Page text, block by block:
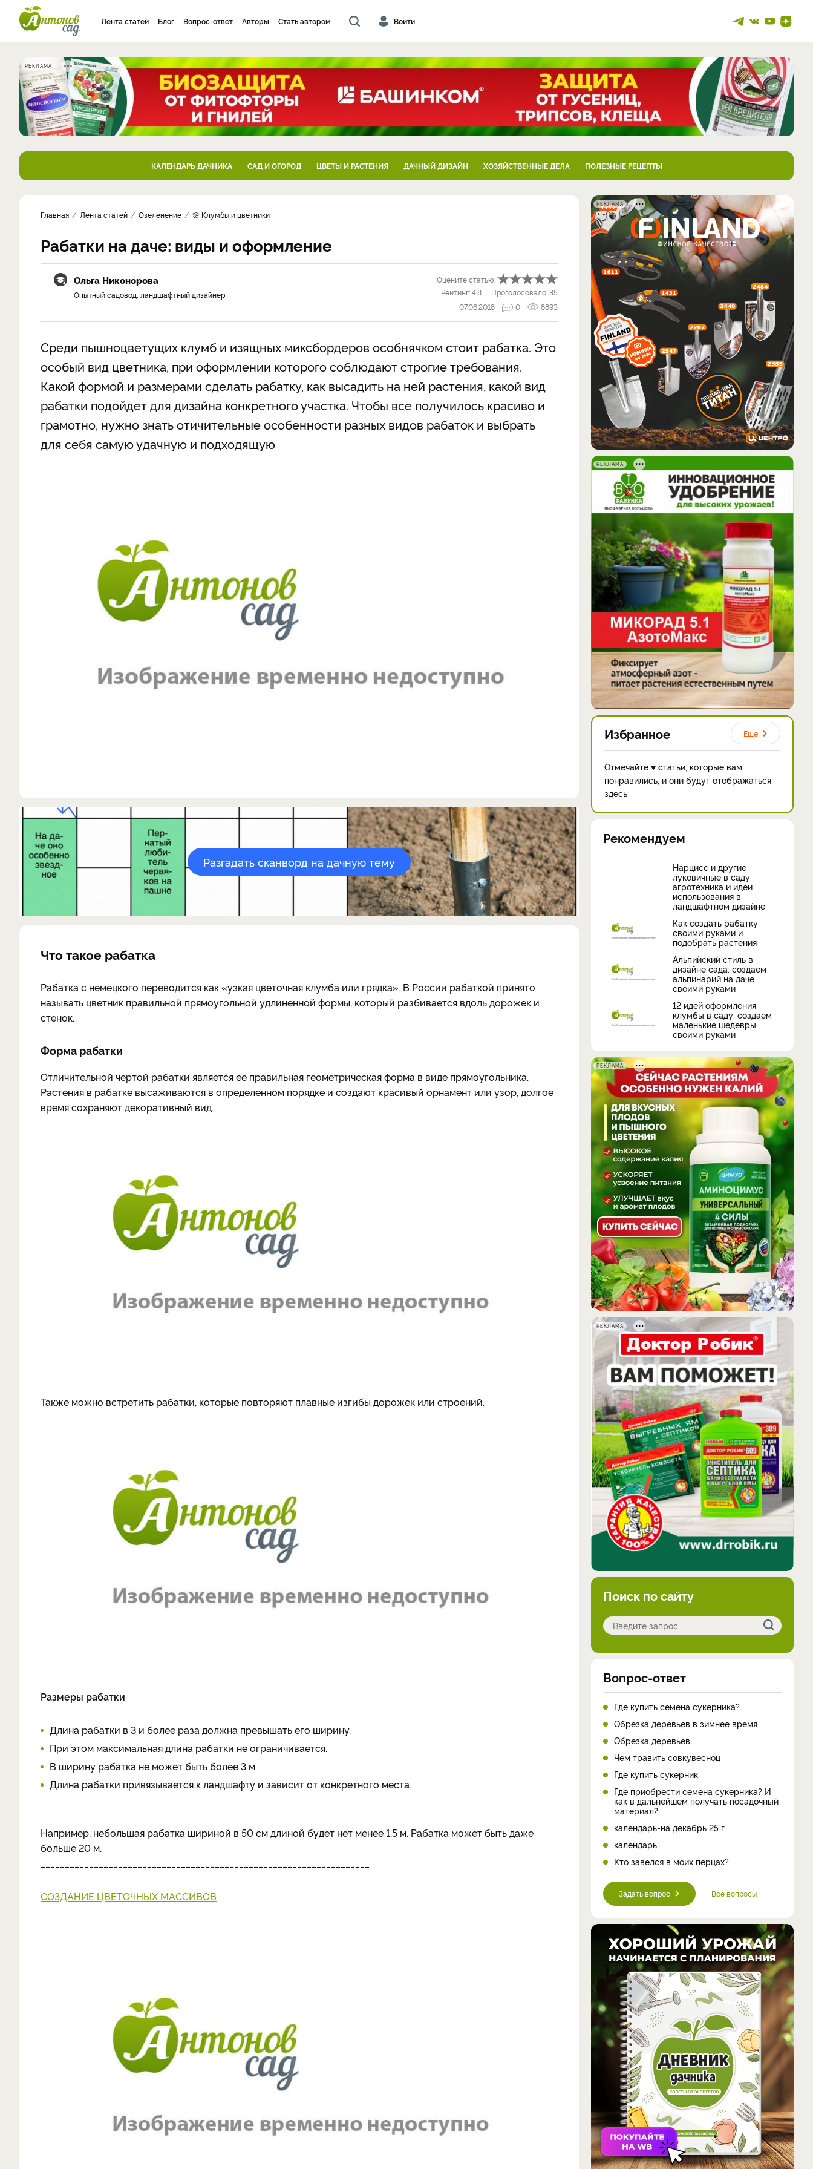
Лента статей Блог Вопрос-ответ Авторы Стать автором Войти
РЕКЛАМА
КАЛЕНДАРЬ ДАЧНИКА САД И ОГОРОД ЦВЕТЫ И РАСТЕНИЯ ДАЧНЫЙ ДИЗАЙН ХОЗЯЙСТВЕННЫЕ ДЕЛА ПОЛЕЗНЫЕ РЕЦЕПТЫ
Главная Лента статей Озеленение 🌸 Клумбы и цветники
Рабатки на даче: виды и оформление
Ольга Никонорова
Опытный садовод, ландшафтный дизайнер
Оцените статью:
Рейтинг:4.8 Проголосовало:35
07.06.2018
0 8893
Среди пышноцветущих клумб и изящных миксбордеров особнячком стоит рабатка. Это
особый вид цветника, при оформлении которого соблюдают строгие требования.
Какой формой и размерами сделать рабатку, как высадить на ней растения, какой вид
рабатки подойдет для дизайна конкретного участка. Чтобы все получилось красиво и
грамотно, нужно знать отичительные особенности разных видов рабаток и выбрать
для себя самую удачную и подходящую
Разгадать сканворд на дачную тему
Что такое рабатка
Рабатка с немецкого переводится как «узкая цветочная клумба или грядка». В России рабаткой принято
называть цветник правильной прямоугольной удлиненной формы, который разбивается вдоль дорожек и
стенок.
Форма рабатки
Отличительной чертой рабатки является ее правильная геометрическая форма в виде прямоугольника.
Растения в рабатке высаживаются в определенном порядке и создают красивый орнамент или узор, долгое
время сохраняют декоративный вид.
Также можно встретить рабатки, которые повторяют плавные изгибы дорожек или строений.
Размеры рабатки
Длина рабатки в 3 и более раза должна превышать его ширину.
При этом максимальная длина рабатки не ограничивается.
В ширину рабатка не может быть более 3 м
Длина рабатки привязывается к ландшафту и зависит от конкретного места.
Например, небольшая рабатка шириной в 50 см длиной будет нет менее 1,5 м. Рабатка может быть даже
больше 20 м.
СОЗДАНИЕ ЦВЕТОЧНЫХ МАССИВОВ
РЕКЛАМА
РЕКЛАМА
Избранное Еще
Отмечайте ♥ статьи, которые вам
понравились, и они будут отображаться
здесь
Рекомендуем
Нарцисс и другие
луковичные в саду:
агротехника и идеи
использования в
ландшафтном дизайне
Как создать рабатку
своими руками и
подобрать растения
Альпийский стиль в
дизайне сада: создаем
альпинарий на даче
своими руками
12 идей оформления
клумбы в саду: создаем
маленькие шедевры
своими руками
РЕКЛАМА
РЕКЛАМА
Поиск по сайту
Вопрос-ответ
Где купить семена сукерника?
Обрезка деревьев в зимнее время
Обрезка деревьев
Чем травить совкувесноц
Где купить сукерник
Где приобрести семена сукерника? И
как в дальнейшем получать посадочный
материал?
календарь-на декабрь 25 г
календарь
Кто завелся в моих перцах?
Задать вопрос Все вопросы